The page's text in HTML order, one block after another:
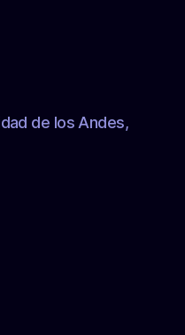
de los Andes,